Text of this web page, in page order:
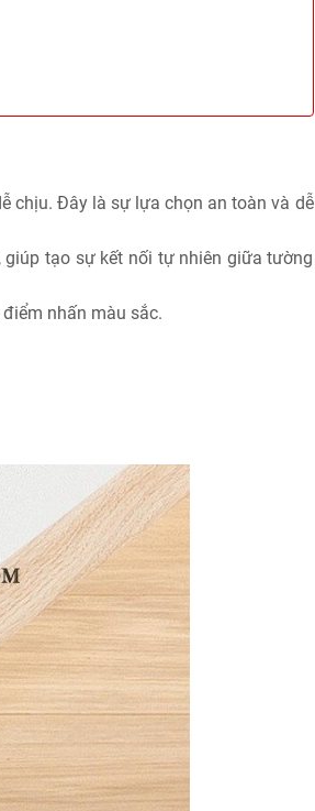
chịu. Đây là sự lựa chọn an toàn và dễ
tạo sự kết nối tự nhiên giữa tường
nhấn màu sắc.